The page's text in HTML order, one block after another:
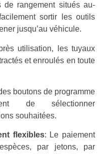
de rangement situés au-
sortir les outils
jusqu’au véhicule.
utilisation, les tuyaux
et enroulés en toute
boutons de programme
de sélectionner
souhaitées.
flexibles: Le paiement
par jetons, par